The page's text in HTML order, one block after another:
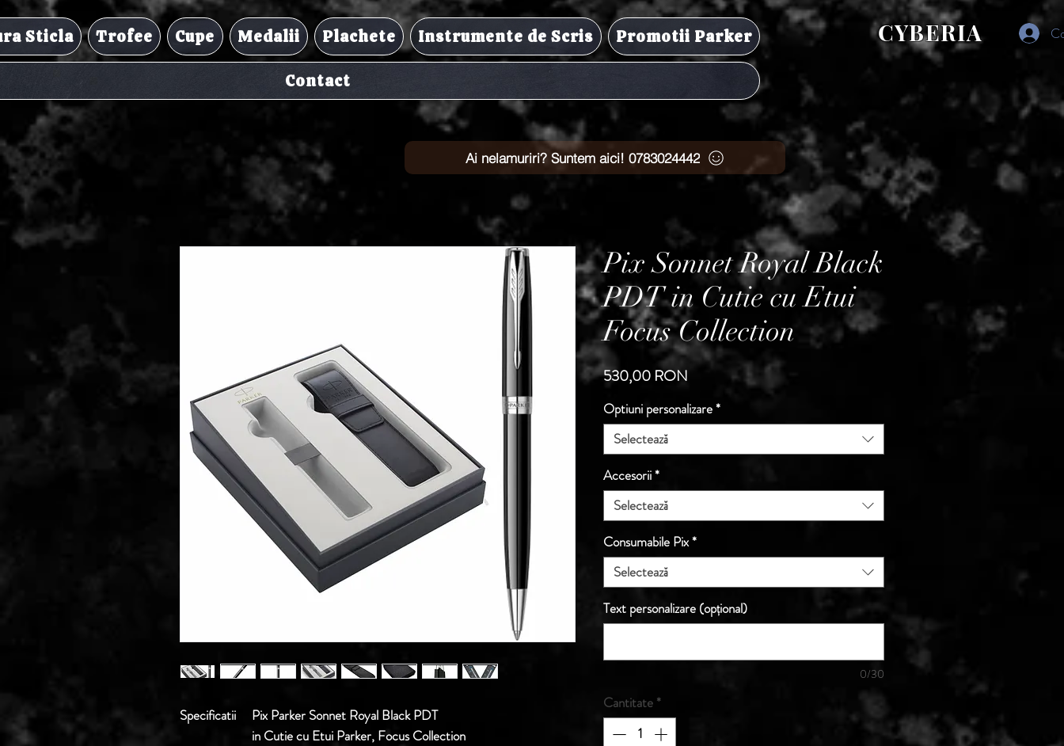
Sticla Trofee Cupe Medalii Plachete Instrumente de Scris Promotii Parker
Contact
CYBERIA
Ai nelamuriri? Suntem aici! 0783024442
Specificatii Pix Parker Sonnet Royal Black PDT
in Cutie cu Etui Parker, Focus Collection
Pix Sonnet Royal Black
PDT in Cutie cu Etui
Focus Collection
530,00 RON
Optiuni personalizare*
Selectează
Accesorii*
Selectează
Consumabile Pix*
Selectează
Text personalizare (opțional)
0/30
Cantitate *